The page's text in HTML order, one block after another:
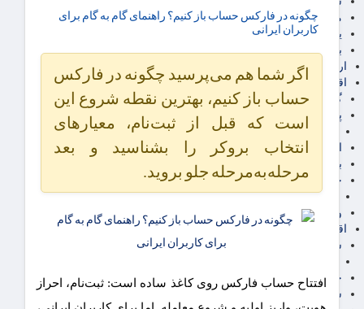
مالیات
یارانه و معیشت مردم
برق، آب و انرژی
ارز دیجیتال
اقتصاد اجتماعی
گردشگری
پزشکی، سلامت و زیبایی
ایران مدلب
اجتماعی
بازنشستگان
حقوق و قضایی
دفتر وکیل
ورزشی
اقتصاد شهری و روستایی
شهر و مسکن و عمران
حمل و نقل
شهرک های صنعتی
چگونه در فارکس حساب باز کنیم؟ راهنمای گام ‌به ‌گام برای
کاربران ایرانی
اگر شما هم می‌پرسید چگونه در فارکس
حساب باز کنیم، بهترین نقطه شروع این
است که قبل از ثبت‌نام، معیارهای
انتخاب بروکر را بشناسید و بعد
مرحله‌به‌مرحله جلو بروید.
افتتاح حساب فارکس روی کاغذ ساده است: ثبت‌نام، احراز